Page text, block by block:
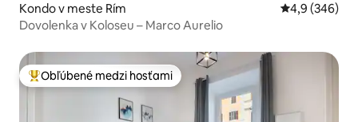
Kondo v meste Rím Priemerné
4,9 (346)
Dovolenka v Koloseu – Marco Aurelio
Najobľúbenejšie medzi hosťami
Obľúbené medzi hosťami